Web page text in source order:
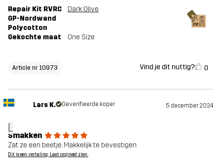
Repair Kit RVRC
GP-Nordwand
Polycotton
Dark Olive
Gekochte maat One Size
Article nr 10973 Vind je dit nuttig? 0
L
Lars K. Geverifieerde koper 5 december 2024
Smakken
Zat ze een beetje. Makkelijk te bevestigen
Dit is een vertaling. Laat orgineel zien.